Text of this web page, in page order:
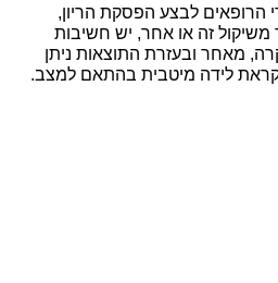
הרופאים לבצע הפסקת הריון,
זה או אחר, יש חשיבות
מאחר ובעזרת התוצאות ניתן
לידה מיטבית בהתאם למצב.